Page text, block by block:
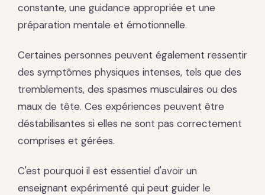
constante, une guidance appropriée et une
préparation mentale et émotionnelle.
Certaines personnes peuvent également ressentir
des symptômes physiques intenses, tels que des
tremblements, des spasmes musculaires ou des
maux de tête. Ces expériences peuvent être
déstabilisantes si elles ne sont pas correctement
comprises et gérées.
C'est pourquoi il est essentiel d'avoir un
enseignant expérimenté qui peut guider le